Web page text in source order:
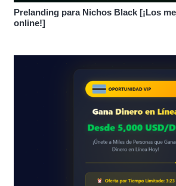
Prelanding para Nichos Black [¡Los
online!]